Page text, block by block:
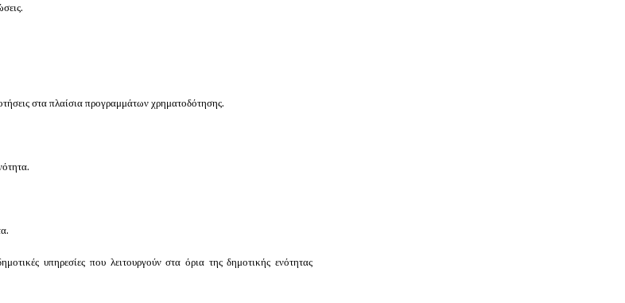
στα πλαίσια προγραμμάτων χρηματοδότησης.
υπηρεσίες που λειτουργούν στα όρια της δημοτικής ενότητας